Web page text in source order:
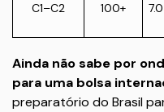
C1–C2
100+
Ainda não sabe por
para uma bolsa
preparatório do Brasil